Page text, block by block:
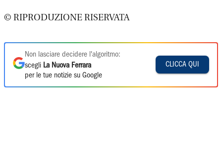
© RIPRODUZIONE RISERVATA
Non lasciare decidere l'algoritmo:
scegli La Nuova Ferrara
per le tue notizie su Google
CLICCA QUI